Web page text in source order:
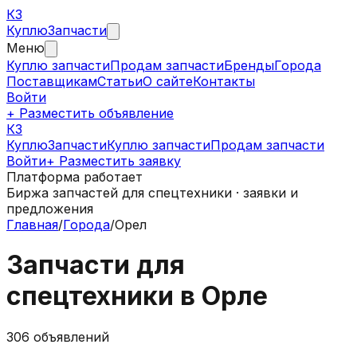
КЗ
КуплюЗапчасти
Меню
Куплю запчастиПродам запчастиБрендыГорода
ПоставщикамСтатьиО сайтеКонтакты
Войти
+ Разместить объявление
КЗ
КуплюЗапчастиКуплю запчастиПродам запчасти
Войти+ Разместить заявку
Платформа работает
Биржа запчастей для спецтехники · заявки и
предложения
Главная/Города/Орел
Запчасти для
спецтехники в Орле
306 объявлений